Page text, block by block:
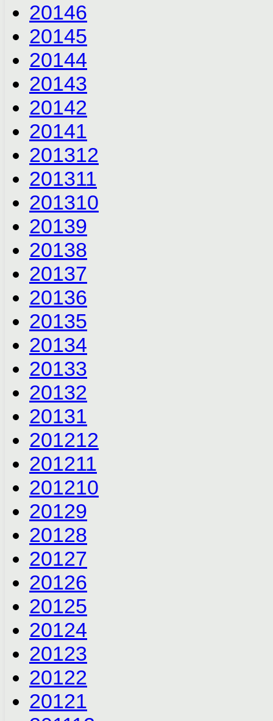
20146
20145
20144
20143
20142
20141
201312
201311
201310
20139
20138
20137
20136
20135
20134
20133
20132
20131
201212
201211
201210
20129
20128
20127
20126
20125
20124
20123
20122
20121